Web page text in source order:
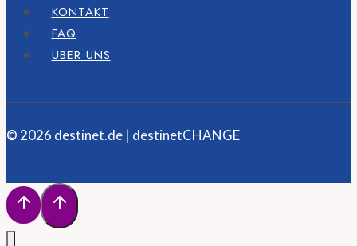
KONTAKT
FAQ
ÜBER UNS
© 2026 destinet.de | destinetCHANGE